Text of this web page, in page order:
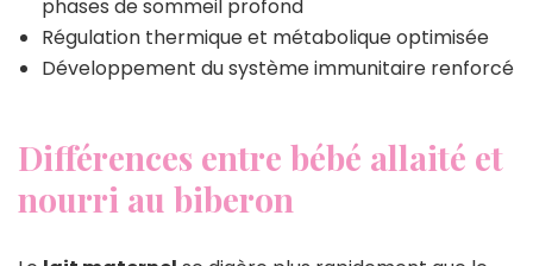
phases de sommeil profond
Régulation thermique et métabolique optimisée
Développement du système immunitaire renforcé
Différences entre bébé allaité et
nourri au biberon